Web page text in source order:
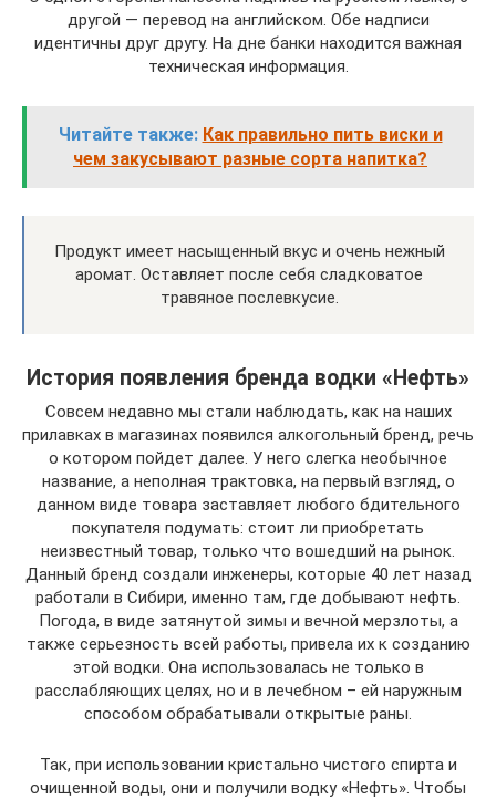
другой — перевод на английском. Обе надписи
идентичны друг другу. На дне банки находится важная
техническая информация.
Читайте также: Как правильно пить виски и
чем закусывают разные сорта напитка?
Продукт имеет насыщенный вкус и очень нежный
аромат. Оставляет после себя сладковатое
травяное послевкусие.
История появления бренда водки «Нефть»
Совсем недавно мы стали наблюдать, как на наших
прилавках в магазинах появился алкогольный бренд, речь
о котором пойдет далее. У него слегка необычное
название, а неполная трактовка, на первый взгляд, о
данном виде товара заставляет любого бдительного
покупателя подумать: стоит ли приобретать
неизвестный товар, только что вошедший на рынок.
Данный бренд создали инженеры, которые 40 лет назад
работали в Сибири, именно там, где добывают нефть.
Погода, в виде затянутой зимы и вечной мерзлоты, а
также серьезность всей работы, привела их к созданию
этой водки. Она использовалась не только в
расслабляющих целях, но и в лечебном – ей наружным
способом обрабатывали открытые раны.
Так, при использовании кристально чистого спирта и
очищенной воды, они и получили водку «Нефть». Чтобы